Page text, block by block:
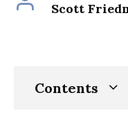
Scott
Contents